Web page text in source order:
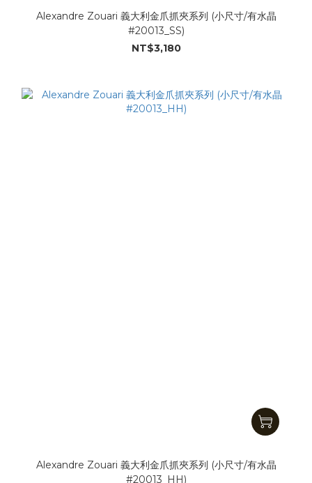
Alexandre Zouari 義大利金爪抓夾系列 (小尺寸/有水晶
#20013_SS)
NT$3,180
Alexandre Zouari 義大利金爪抓夾系列 (小尺寸/有水晶
#20013_HH)